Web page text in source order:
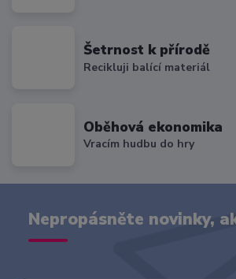
Šetrnost k přírodě
Recikluji balící materiál
Oběhová ekonomika
Vracím hudbu do hry
Nepropásněte novinky,